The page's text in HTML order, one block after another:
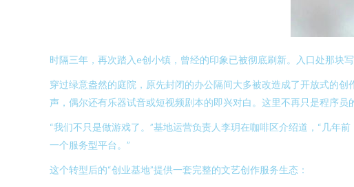
时隔三年，再次踏入e创小镇，曾经的印象已被彻底刷新。入口处那块
穿过绿意盎然的庭院，原先封闭的办公隔间大多被改造成了开放式的
声，偶尔还有乐器试音或短视频剧本的即兴对白。这里不再只是程序
“我们不只是做游戏了。”基地运营负责人李玥在咖啡区介绍道，“几年
一个服务型平台。”
这个转型后的“创业基地”提供一套完整的文艺创作服务生态：